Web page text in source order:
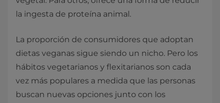
la ingesta de proteína animal.
La proporción de consumidores que adoptan
dietas veganas sigue siendo un nicho. Pero los
hábitos vegetarianos y flexitarianos son cada
vez más populares a medida que las personas
buscan nuevas opciones junto con los